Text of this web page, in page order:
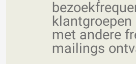
met andere
mailings